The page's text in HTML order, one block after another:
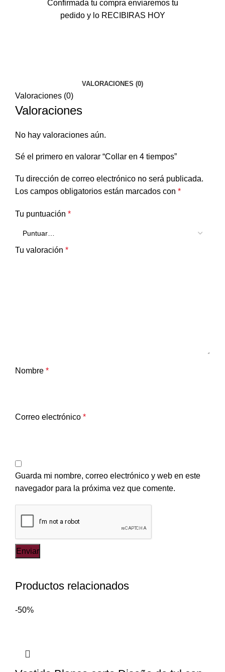
Confirmada tu compra enviaremos tu
pedido y lo RECIBIRAS HOY
VALORACIONES (0)
Valoraciones (0)
Valoraciones
No hay valoraciones aún.
Sé el primero en valorar “Collar en 4 tiempos”
Tu dirección de correo electrónico no será publicada.
Los campos obligatorios están marcados con *
Tu puntuación *
Tu valoración *
Nombre *
Correo electrónico *
Guarda mi nombre, correo electrónico y web en este
navegador para la próxima vez que comente.
Productos relacionados
-50%